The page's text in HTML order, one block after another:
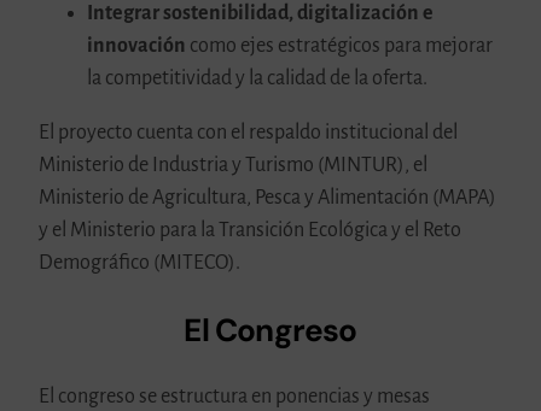
Integrar sostenibilidad, digitalización e
innovación como ejes estratégicos para mejorar
la competitividad y la calidad de la oferta.
El proyecto cuenta con el respaldo institucional del
Ministerio de Industria y Turismo (MINTUR), el
Ministerio de Agricultura, Pesca y Alimentación (MAPA)
y el Ministerio para la Transición Ecológica y el Reto
Demográfico (MITECO).
El Congreso
El congreso se estructura en ponencias y mesas